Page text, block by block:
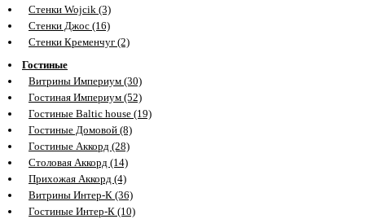
Стенки Wojcik (3)
Стенки Джос (16)
Стенки Кременчуг (2)
Гостиные
Витрины Империум (30)
Гостиная Империум (52)
Гостиные Baltic house (19)
Гостиные Домовой (8)
Гостиные Аккорд (28)
Столовая Аккорд (14)
Прихожая Аккорд (4)
Витрины Интер-К (36)
Гостиные Интер-К (10)